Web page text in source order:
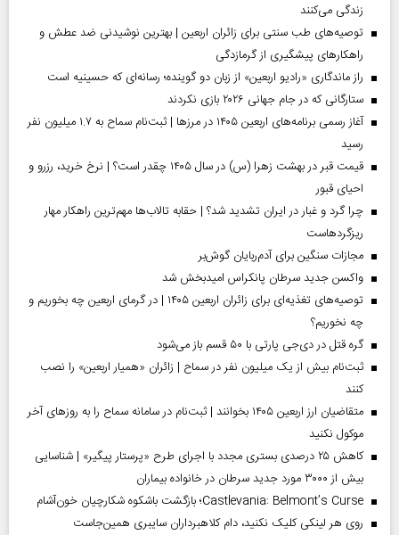
زندگی می‌کنند
توصیه‌های طب سنتی برای زائران اربعین | بهترین نوشیدنی ضد عطش و
راهکارهای پیشگیری از گرمازدگی
راز ماندگاری «رادیو اربعین» از زبان دو گوینده؛ رسانه‌ای که حسینیه است
ستارگانی که در جام جهانی ۲۰۲۶ بازی نکردند
آغاز رسمی برنامه‌های اربعین ۱۴۰۵ در مرز‌ها | ثبت‌نام سماح به ۱.۷ میلیون نفر
رسید
قیمت قبر در بهشت زهرا (س) در سال ۱۴۰۵ چقدر است؟ | نرخ خرید، رزرو و
احیای قبور
چرا گرد و غبار در ایران تشدید شد؟ | حقابه تالاب‌ها مهم‌ترین راهکار مهار
ریزگردهاست
مجازات سنگین برای آدم‌ربایان گوش‌بر
واکسن جدید سرطان پانکراس امیدبخش شد
توصیه‌های تغذیه‌ای برای زائران اربعین ۱۴۰۵ | در گرمای اربعین چه بخوریم و
چه نخوریم؟
گره قتل در دی‌جی پارتی با ۵۰ قسم باز می‌شود
ثبت‌نام بیش از یک میلیون نفر در سماح | زائران «همیار اربعین» را نصب
کنند
متقاضیان ارز اربعین ۱۴۰۵ بخوانند | ثبت‌نام در سامانه سماح را به روز‌های آخر
موکول نکنید
کاهش ۲۵ درصدی بستری مجدد با اجرای طرح «پرستار پیگیر» | شناسایی
بیش از ۳۰۰۰ مورد جدید سرطان در خانواده بیماران
Castlevania: Belmont’s Curse؛ بازگشت باشکوه شکارچیان خون‌آشام
روی هر لینکی کلیک نکنید، دام کلاهبرداران سایبری همین‌جاست